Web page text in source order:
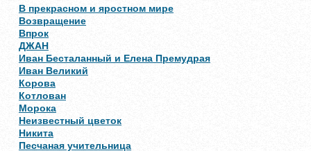
В прекрасном и яростном мире
Возвращение
Впрок
ДЖАН
Иван Бесталанный и Елена Премудрая
Иван Великий
Корова
Котлован
Морока
Неизвестный цветок
Никита
Песчаная учительница